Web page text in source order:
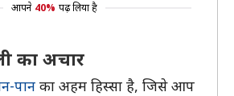
आपने 40% पढ़ लिया है
का अचार
पान का अहम हिस्सा है, जिसे आप